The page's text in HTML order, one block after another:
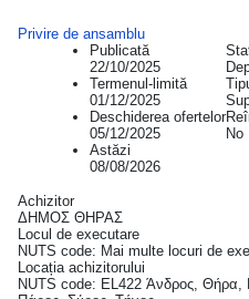
Privire de ansamblu
Publicată
22/10/2025
Termenul-limită
01/12/2025
Deschiderea ofertelor
05/12/2025
Astăzi
08/08/2026
No
Achizitor
ΔΗΜΟΣ ΘΗΡΑΣ
Locul de executare
NUTS code: Mai multe locuri de
Locația achizitorului
NUTS code: EL422 Άνδρος,